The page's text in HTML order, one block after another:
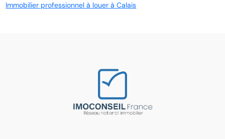
Immobilier professionnel à louer à Calais